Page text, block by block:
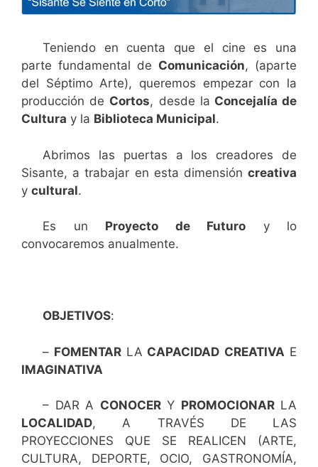
Teniendo en cuenta que el cine es una
parte fundamental de Comunicación, (aparte
del Séptimo Arte), queremos empezar con la
producción de Cortos, desde la Concejalía de
Cultura y la Biblioteca Municipal.
Abrimos las puertas a los creadores de
Sisante, a trabajar en esta dimensión creativa
y cultural.
Es un Proyecto de Futuro y lo
convocaremos anualmente.
OBJETIVOS:
– FOMENTARLA CAPACIDAD CREATIVA E
IMAGINATIVA
– DAR A CONOCERY PROMOCIONARLA
LOCALIDAD, A TRAVÉS DE LAS
PROYECCIONES QUE SE REALICEN (ARTE,
CULTURA, DEPORTE, OCIO, GASTRONOMÍA,